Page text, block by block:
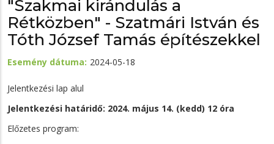
"Szakmai kirándulás a
Rétközben" - Szatmári István és
Tóth József Tamás építészekkel
Esemény dátuma 2024-05-18
Jelentkezési lap alul
Jelentkezési határidő: 2024. május 14. (kedd) 12 óra
Előzetes program: